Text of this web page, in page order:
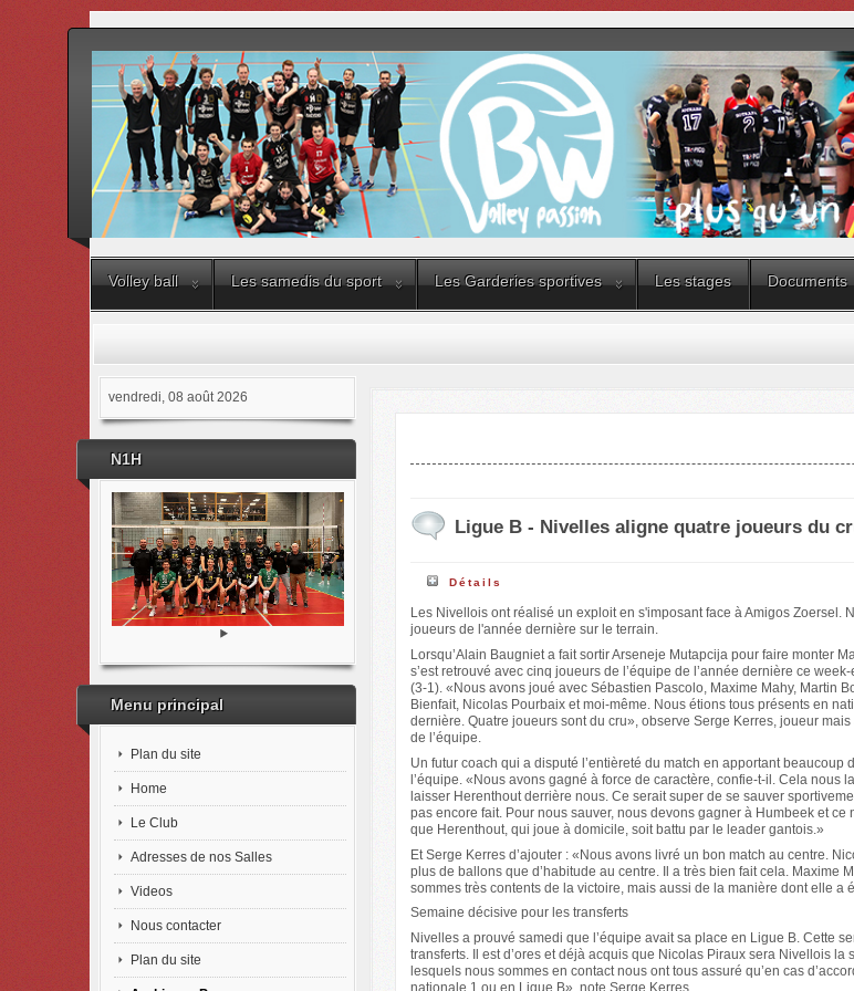
Volley ball Les samedis du sport Les Garderies sportives Les stages Documents
vendredi, 08 août 2026
N1H
Menu principal
Plan du site
Home
Le Club
Adresses de nos Salles
Videos
Nous contacter
Plan du site
Ligue B - Nivelles aligne quatre joueurs du
Détails
Les Nivellois ont réalisé un exploit en s'imposant face à Amigos Zoersel.
joueurs de l'année dernière sur le terrain.
Lorsqu’Alain Baugniet a fait sortir Arseneje Mutapcija pour faire monter
s’est retrouvé avec cinq joueurs de l’équipe de l’année dernière ce week-
(3-1). «Nous avons joué avec Sébastien Pascolo, Maxime Mahy, Martin
Bienfait, Nicolas Pourbaix et moi-même. Nous étions tous présents en
dernière. Quatre joueurs sont du cru», observe Serge Kerres, joueur
de l’équipe.
Un futur coach qui a disputé l’entièreté du match en apportant beaucoup
l’équipe. «Nous avons gagné à force de caractère, confie-t-il. Cela nous
laisser Herenthout derrière nous. Ce serait super de se sauver
pas encore fait. Pour nous sauver, nous devons gagner à Humbeek et ce
que Herenthout, qui joue à domicile, soit battu par le leader gantois.»
Et Serge Kerres d’ajouter : «Nous avons livré un bon match au centre.
plus de ballons que d’habitude au centre. Il a très bien fait cela. Maxime
sommes très contents de la victoire, mais aussi de la manière dont elle a
Semaine décisive pour les transferts
Nivelles a prouvé samedi que l’équipe avait sa place en Ligue B. Cette
transferts. Il est d’ores et déjà acquis que Nicolas Piraux sera Nivellois
lesquels nous sommes en contact nous ont tous assuré qu’en cas
nationale 1 ou en Ligue B», note Serge Kerres.